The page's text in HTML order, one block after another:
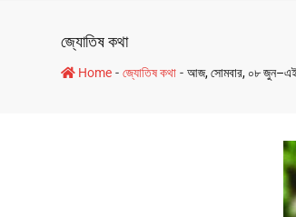
জ্যোতিষ কথা
Home - জ্যোতিষ কথা - আজ, সোমবার, ০৮